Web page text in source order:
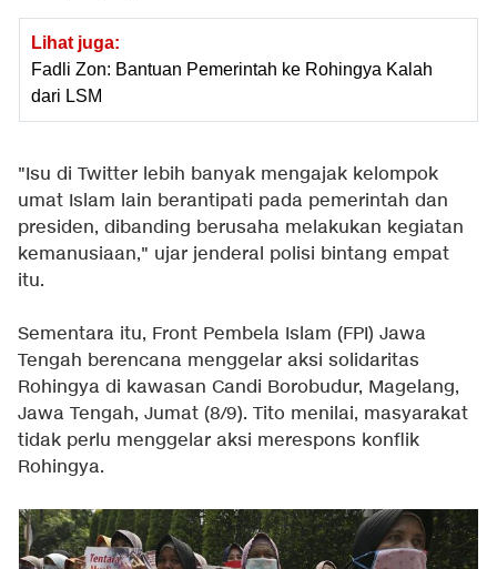
Lihat juga:
Fadli Zon: Bantuan Pemerintah ke Rohingya Kalah
dari LSM
"Isu di Twitter lebih banyak mengajak kelompok
umat Islam lain berantipati pada pemerintah dan
presiden, dibanding berusaha melakukan kegiatan
kemanusiaan," ujar jenderal polisi bintang empat
itu.
Sementara itu, Front Pembela Islam (FPI) Jawa
Tengah berencana menggelar aksi solidaritas
Rohingya di kawasan Candi Borobudur, Magelang,
Jawa Tengah, Jumat (8/9). Tito menilai, masyarakat
tidak perlu menggelar aksi merespons konflik
Rohingya.